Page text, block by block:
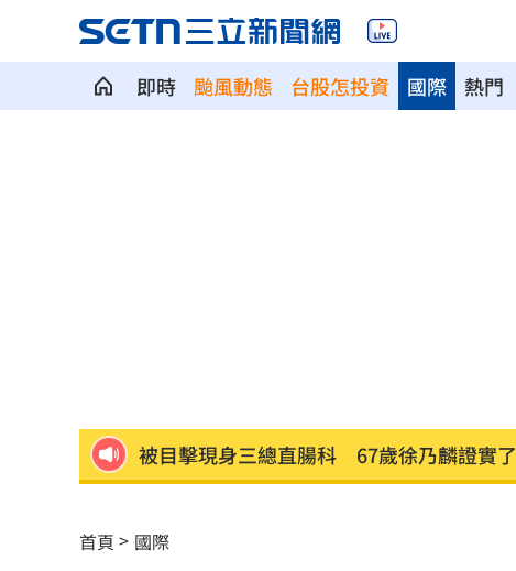
即時 颱風動態 台股怎投資 熱門
國際
被目擊現身三總直腸科 67歲徐乃麟證實了
高雄漁船誤捕革龜 海巡吊車救援上岸安置
首頁 國際